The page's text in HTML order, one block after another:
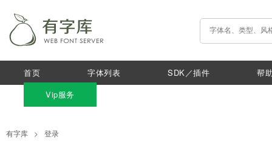
首页 字体列表 SDK／插件
帮
Vip服务
有字库 > 登录